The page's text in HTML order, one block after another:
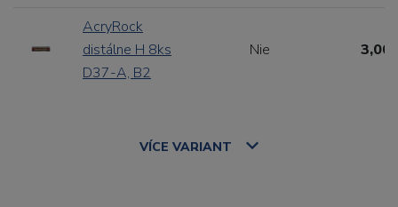
AcryRock
distálne H 8ks
D37-A, B2
Nie 3,00
VÍCE VARIANT